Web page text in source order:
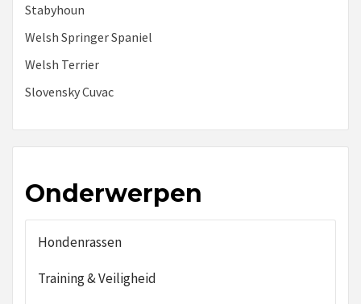
Stabyhoun
Welsh Springer Spaniel
Welsh Terrier
Slovensky Cuvac
Onderwerpen
Hondenrassen
Training & Veiligheid